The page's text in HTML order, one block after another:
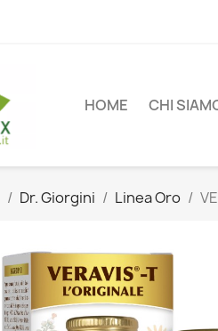
HOME CHI
Dr. Giorgini Linea Oro